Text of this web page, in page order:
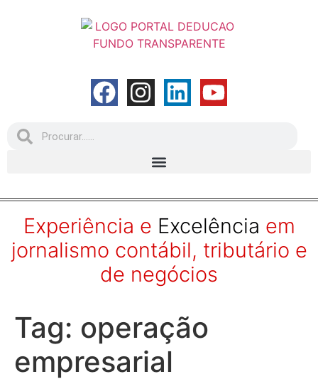
Experiência e Excelência em
jornalismo contábil, tributário e
de negócios
Tag: operação
empresarial